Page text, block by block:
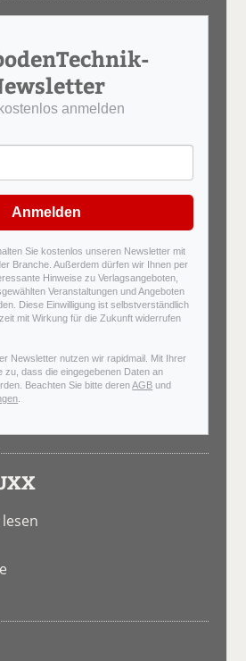
anmelden
Anmelden
Sie kostenlos unseren Newsletter mit
Branche. Außerdem dürfen wir Ihnen per
Hinweise zu Verlagsangeboten,
Veranstaltungen und Angeboten
Diese Einwilligung ist selbstverständlich
mit Wirkung für die Zukunft widerrufen
Newsletter nutzen wir rapidmail. Mit Ihrer
zu, dass die eingegebenen Daten an
Beachten Sie bitte derenAGB und